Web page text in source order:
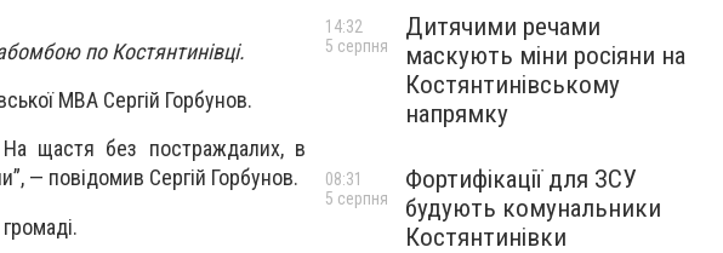
по Костянтинівці.
МВА Сергій Горбунов.
На щастя без постраждалих, в
— повідомив Сергій Горбунов.
Дитячими речами
маскують міни росіяни на
Костянтинівському
напрямку
14:32
5 серпня
Фортифікації для ЗСУ
будують комунальники
Костянтинівки
08:31
5 серпня